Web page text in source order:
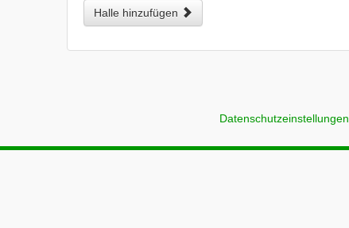
Halle hinzufügen
Datenschutzeinstellungen